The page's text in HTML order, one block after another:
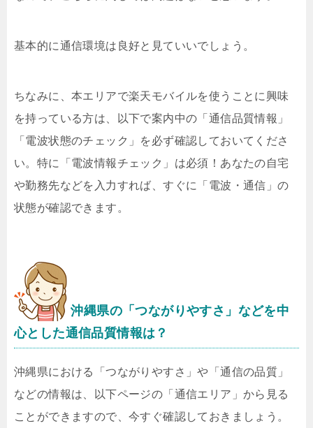
基本的に通信環境は良好と見ていいでしょう。
ちなみに、本エリアで楽天モバイルを使うことに興味
を持っている方は、以下で案内中の「通信品質情報」
「電波状態のチェック」を必ず確認しておいてくださ
い。特に「電波情報チェック」は必須！あなたの自宅
や勤務先などを入力すれば、すぐに「電波・通信」の
状態が確認できます。
沖縄県の「つながりやすさ」などを中
心とした通信品質情報は？
沖縄県における「つながりやすさ」や「通信の品質」
などの情報は、以下ページの「通信エリア」から見る
ことができますので、今すぐ確認しておきましょう。